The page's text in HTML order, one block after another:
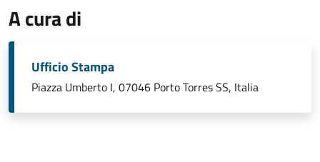
A cura di
Ufficio Stampa
Piazza Umberto I, 07046 Porto Torres SS, Italia